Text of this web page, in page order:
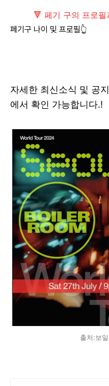
🔻 페기 구의 프로필
페기구 나이 및 프로필👆
자세한 최신소식 및 공
에서 확인 가능합니다.!
출처:보